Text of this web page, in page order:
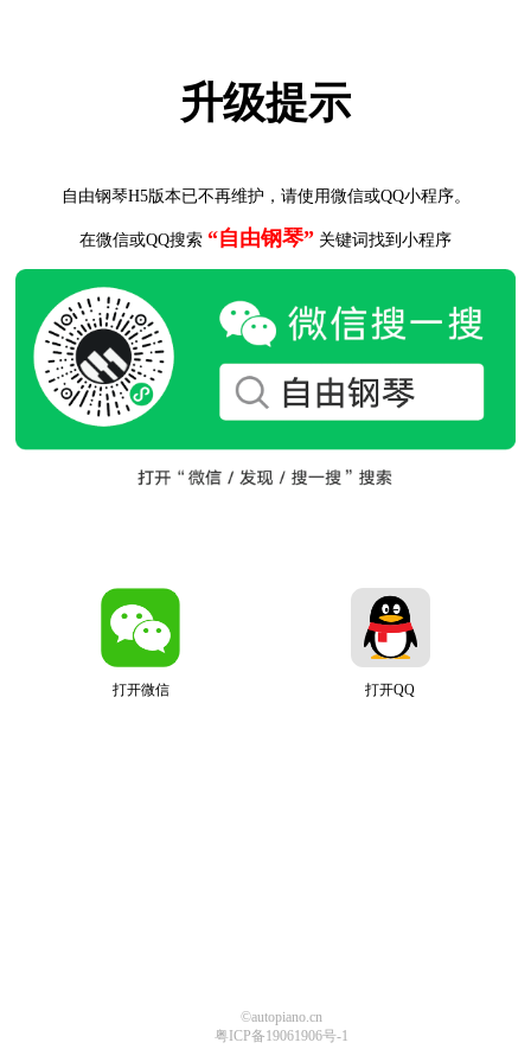
升级提示
自由钢琴H5版本已不再维护，请使用微信或QQ小程序。
在微信或QQ搜索 “自由钢琴” 关键词找到小程序
打开微信 打开QQ
©autopiano.cn
粤ICP备19061906号-1